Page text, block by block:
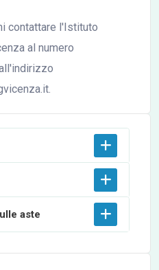
contattare l'Istituto
al numero
aste